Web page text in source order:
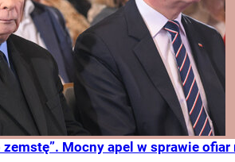
zemstę”. Mocny apel w sprawie ofiar